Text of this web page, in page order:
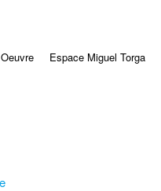
Espace Miguel Torga